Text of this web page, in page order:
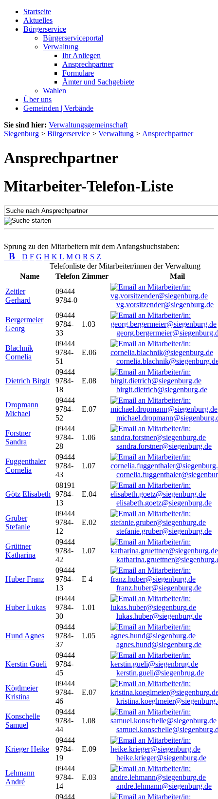
Startseite
Aktuelles
Bürgerservice
Bürgerserviceportal
Verwaltung
Ihr Anliegen
Ansprechpartner
Formulare
Ämter und Sachgebiete
Wahlen
Über uns
Gemeinden | Verbände
Sie sind hier: Verwaltungsgemeinschaft
Siegenburg > Bürgerservice > Verwaltung > Ansprechpartner
Ansprechpartner
Mitarbeiter-Telefon-Liste
Sprung zu den Mitarbeitern mit dem Anfangsbuchstaben:
B D F G H K L M O R S Z
Telefonliste der Mitarbeiter/innen der Verwaltung
Name
Telefon Zimmer
Mail
Zeitler
Gerhard
09444
9784-0
vg.vorsitzender@siegenburg.de
Bergermeier
Georg
09444
9784-
33
1.03
Blachnik
Cornelia
09444
9784-
51
E.06
Dietrich Birgit
09444
9784-
18
E.08
birgit.dietrich@siegenburg.de
Dropmann
Michael
09444
9784-
52
E.07
Forstner
Sandra
09444
9784-
28
1.06
sandra.forstner@siegenburg.de
Fuggenthaler
Cornelia
09444
9784-
43
1.07
Götz Elisabeth
08191
9784-
13
E.04
elisabeth.goetz@siegenburg.de
Gruber
Stefanie
09444
9784-
12
E.02
stefanie.gruber@siegenburg.de
Grüttner
Katharina
09444
9784-
42
1.07
Huber Franz
09444
9784-
13
E 4
franz.huber@siegenburg.de
Huber Lukas
09444
9784-
30
1.01
lukas.huber@siegenburg.de
Hund Agnes
09444
9784-
37
1.05
agnes.hund@siegenburg.de
Kerstin Gueli
09444
9784-
45
kerstin.gueli@siegenbrug.de
Köglmeier
Kristina
09444
9784-
46
E.07
Konschelle
Samuel
09444
9784-
44
1.08
Krieger Heike
09444
9784-
19
E.09
heike.krieger@siegenburg.de
Lehmann
André
09444
9784-
14
E.03
andre.lehmann@siegenburg.de
09444